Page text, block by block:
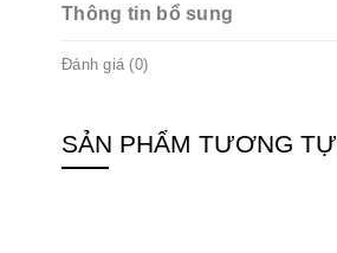
Thông tin bổ sung
Đánh giá (0)
SẢN PHẨM TƯƠNG TỰ